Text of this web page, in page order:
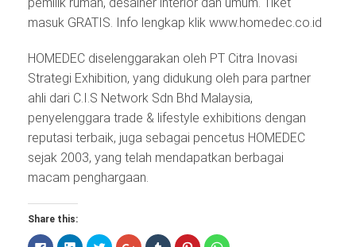
masuk GRATIS. Info lengkap klik www.homedec.co.id
HOMEDEC diselenggarakan oleh PT Citra Inovasi
Strategi Exhibition, yang didukung oleh para partner
ahli dari C.I.S Network Sdn Bhd Malaysia,
penyelenggara trade & lifestyle exhibitions dengan
reputasi terbaik, juga sebagai pencetus HOMEDEC
sejak 2003, yang telah mendapatkan berbagai
macam penghargaan.
Share this: